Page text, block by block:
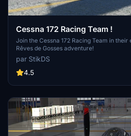
Cessna 172 Racing Team !
Join the Cessna 172 Racing Team in
Rêves de Gosses adventure!
par StikDS
4.5